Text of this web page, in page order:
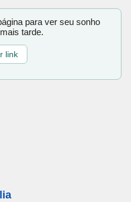
para ver seu sonho
tarde.
link